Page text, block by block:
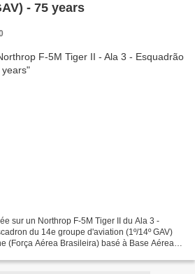
- 75 years
sur un Northrop F-5M Tiger II du Ala 3 -
du 14e groupe d'aviation (1º/14º GAV)
(Força Aérea Brasileira) basé à Base Aérea